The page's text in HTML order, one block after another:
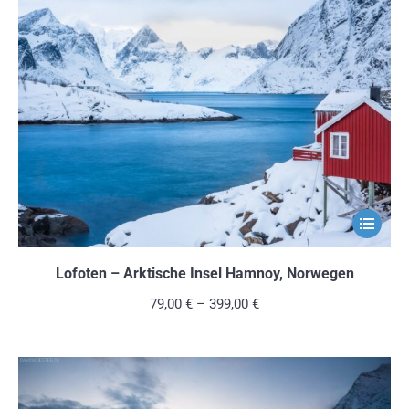
Die
Optionen
können
auf
der
werden
Dieses
Produkt
weist
Die
Optionen
Lofoten – Arktische Insel Hamnoy, Norwegen
79,00 € – 399,00 €